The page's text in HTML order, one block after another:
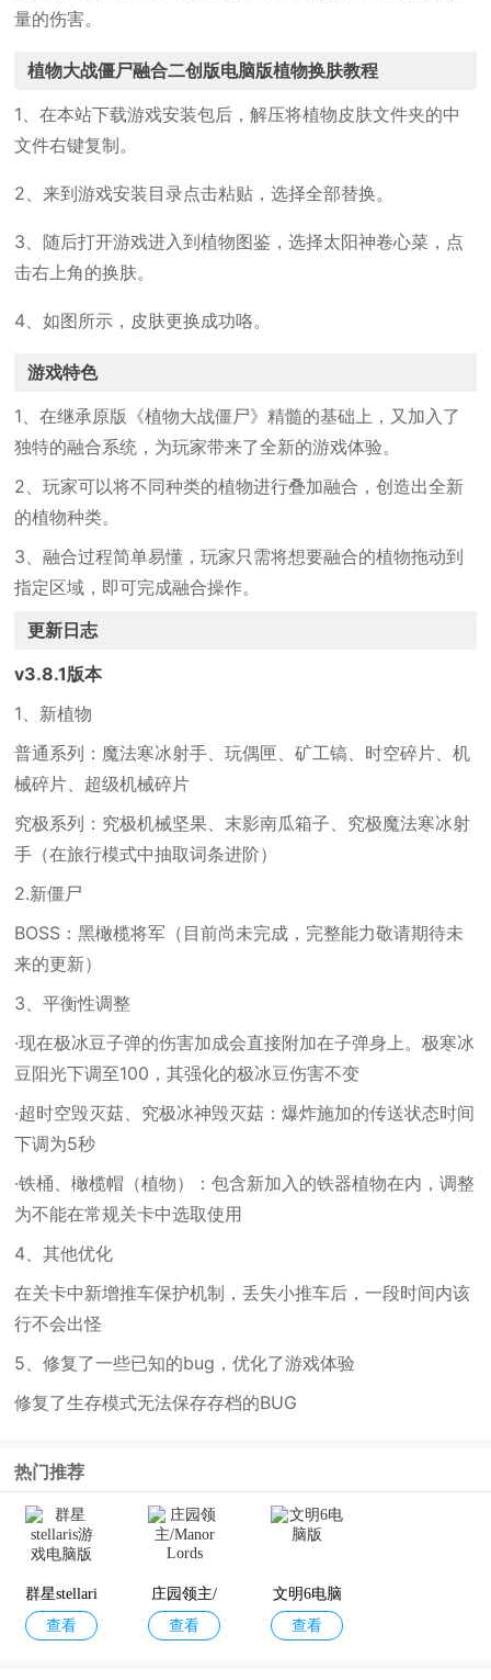
量的伤害。
植物大战僵尸融合二创版电脑版植物换肤教程
1、在本站下载游戏安装包后，解压将植物皮肤文件夹的中
文件右键复制。
2、来到游戏安装目录点击粘贴，选择全部替换。
3、随后打开游戏进入到植物图鉴，选择太阳神卷心菜，点
击右上角的换肤。
4、如图所示，皮肤更换成功咯。
游戏特色
1、在继承原版《植物大战僵尸》精髓的基础上，又加入了
独特的融合系统，为玩家带来了全新的游戏体验。
2、玩家可以将不同种类的植物进行叠加融合，创造出全新
的植物种类。
3、融合过程简单易懂，玩家只需将想要融合的植物拖动到
指定区域，即可完成融合操作。
更新日志
v3.8.1版本
1、新植物
普通系列：魔法寒冰射手、玩偶匣、矿工镐、时空碎片、机
械碎片、超级机械碎片
究极系列：究极机械坚果、末影南瓜箱子、究极魔法寒冰射
手（在旅行模式中抽取词条进阶）
2.新僵尸
BOSS：黑橄榄将军（目前尚未完成，完整能力敬请期待未
来的更新）
3、平衡性调整
·现在极冰豆子弹的伤害加成会直接附加在子弹身上。极寒冰
豆阳光下调至100，其强化的极冰豆伤害不变
·超时空毁灭菇、究极冰神毁灭菇：爆炸施加的传送状态时间
下调为5秒
·铁桶、橄榄帽（植物）：包含新加入的铁器植物在内，调整
为不能在常规关卡中选取使用
4、其他优化
在关卡中新增推车保护机制，丢失小推车后，一段时间内该
行不会出怪
5、修复了一些已知的bug，优化了游戏体验
修复了生存模式无法保存存档的BUG
热门推荐
群星stellari
s游戏电脑
查看
庄园领主/
Manor Lor
查看
文明6电脑
版
查看